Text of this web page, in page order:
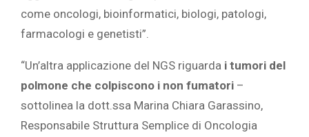
come oncologi, bioinformatici, biologi, patologi,
farmacologi e genetisti”.
“Un’altra applicazione del NGS riguarda i tumori del
polmone che colpiscono i non fumatori –
sottolinea la dott.ssa Marina Chiara Garassino,
Responsabile Struttura Semplice di Oncologia